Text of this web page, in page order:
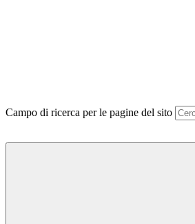
Campo di ricerca per le pagine del sito